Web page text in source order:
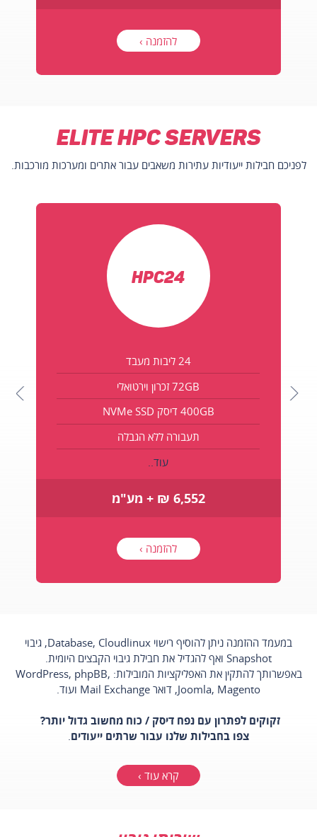
להזמנה ›
Elite HPC Servers
לפניכם חבילות ייעודיות עתירות משאבים עבור אתרים ומערכות מורכבות.
HPC24
24 ליבות מעבד
72GB זכרון וירטואלי
400GB דיסק NVMe SSD
תעבורה ללא הגבלה
עוד..
6,552 ₪ + מע"מ
להזמנה ›
במעמד ההזמנה ניתן להוסיף רישוי Database, Cloudlinux, גיבוי
Snapshot ואף להגדיל את חבילת גיבוי הקבצים היומית.
באפשרותך להתקין את האפליקציות המובילות: WordPress, phpBB,
Joomla, Magento, דואר Mail Exchange ועוד.
זקוקים לפתרון עם נפח דיסק / כוח מחשוב גדול יותר?
צפו בחבילות שלנו עבור שרתים ייעודים.
קרא עוד ›